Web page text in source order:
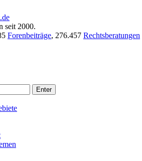
seit 2000.
Forenbeiträge, 276.457 Rechtsberatungen
Enter